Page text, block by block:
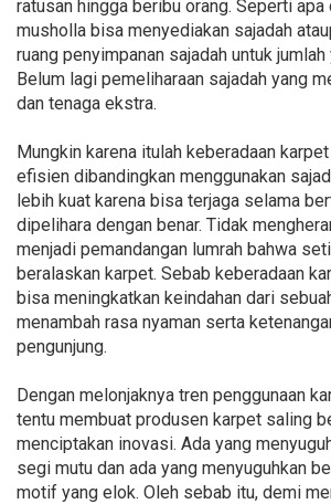
ratusan hingga beribu orang. Seperti
musholla bisa menyediakan sajadah
ruang penyimpanan sajadah untuk
Belum lagi pemeliharaan sajadah yang
dan tenaga ekstra.
Mungkin karena itulah keberadaan
efisien dibandingkan menggunakan
lebih kuat karena bisa terjaga selama
dipelihara dengan benar. Tidak
menjadi pemandangan lumrah bahwa
beralaskan karpet. Sebab keberadaan
bisa meningkatkan keindahan dari
menambah rasa nyaman serta
pengunjung.
Dengan melonjaknya tren penggunaan
tentu membuat produsen karpet saling
menciptakan inovasi. Ada yang
segi mutu dan ada yang menyuguhkan
motif yang elok. Oleh sebab itu, demi